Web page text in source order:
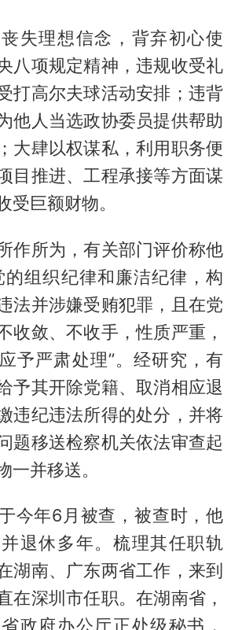
失理想信念，背弃初心使
八项规定精神，违规收受礼
打高尔夫球活动安排；违背
他人当选政协委员提供帮助
大肆以权谋私，利用职务便
目推进、工程承接等方面谋
受巨额财物。
作所为，有关部门评价称他
的组织纪律和廉洁纪律，构
法并涉嫌受贿犯罪，且在党
收敛、不收手，性质严重，
予严肃处理”。经研究，有
予其开除党籍、取消相应退
违纪违法所得的处分，并将
题移送检察机关依法审查起
一并移送。
今年6月被查，被查时，他
退休多年。梳理其任职轨
湖南、广东两省工作，来到
在深圳市任职。在湖南省，
政府办公厅正处级秘书，